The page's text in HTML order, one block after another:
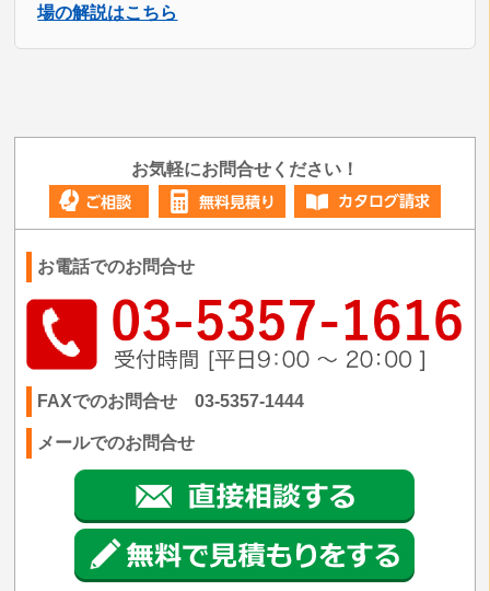
場の解説はこちら
お気軽にお問合せください！
お電話でのお問合せ
FAXでのお問合せ 03-5357-1444
メールでのお問合せ